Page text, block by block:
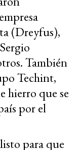
(Dreyfus),
También
Techint,
hierro que se
por el
para que